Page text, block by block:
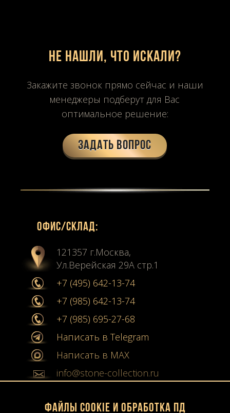
Не нашли, что искали?
Закажите звонок прямо сейчас и наши
менеджеры подберут для Вас
оптимальное решение:
Задать вопрос
Офиc/склад:
121357 г.Москва,
Ул.Верейская 29А стр.1
+7 (495) 642-13-74
+7 (985) 642-13-74
+7 (985) 695-27-68
Написать в Telegram
Написать в MAX
info@stone-collection.ru
Мы в социальных сетях:
Файлы Cookie и обработка ПД